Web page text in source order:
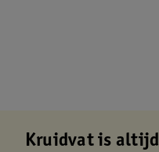
Kruidvat is